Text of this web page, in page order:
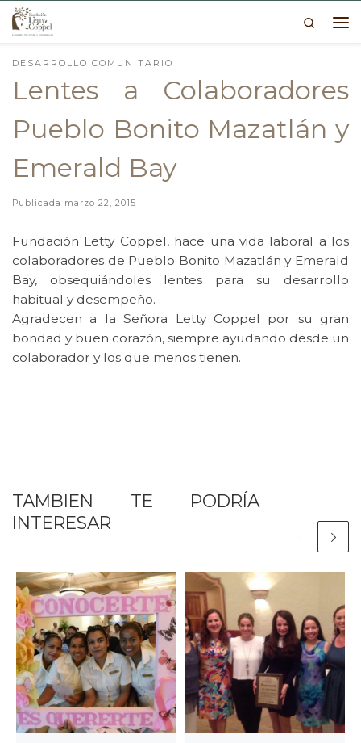
Skip to content
Search
DESARROLLO COMUNITARIO
Lentes a Colaboradores
Pueblo Bonito Mazatlán y
Emerald Bay
Publicada marzo 22, 2015
Fundación Letty Coppel, hace una vida laboral a los
colaboradores de Pueblo Bonito Mazatlán y Emerald
Bay, obsequiándoles lentes para su desarrollo
habitual y desempeño.
Agradecen a la Señora Letty Coppel por su gran
bondad y buen corazón, siempre ayudando desde un
colaborador y los que menos tienen.
TAMBIEN TE PODRÍA
INTERESAR